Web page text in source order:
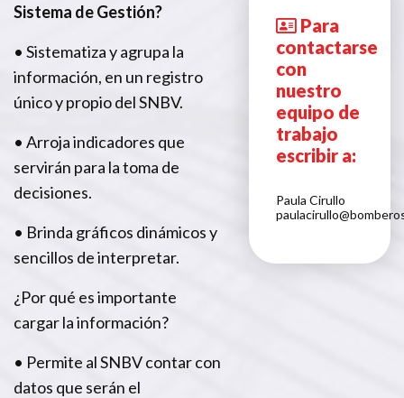
Sistema de Gestión?
• Sistematiza y agrupa la
información, en un registro
único y propio del SNBV.
• Arroja indicadores que
servirán para la toma de
decisiones.
• Brinda gráficos dinámicos y
sencillos de interpretar.
¿Por qué es importante
cargar la información?
• Permite al SNBV contar con
datos que serán el
Para
contactarse
con
nuestro
equipo de
trabajo
escribir a:
Paula Cirullo